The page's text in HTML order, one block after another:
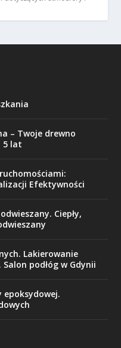
– Twoje drewno
5 lat
Efektywności
Ciepły,
Lakierowanie
podłóg w Gdynii
epoksydowej.